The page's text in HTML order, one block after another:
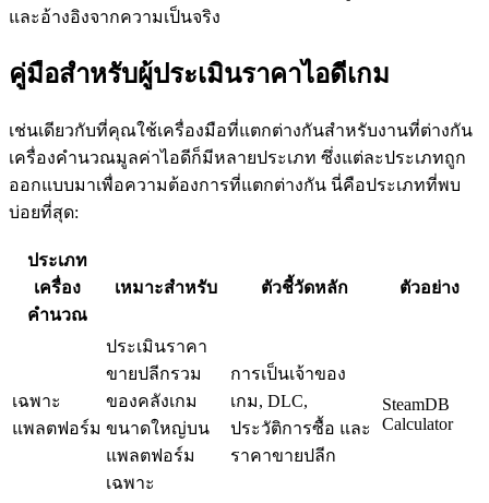
และอ้างอิงจากความเป็นจริง
คู่มือสำหรับผู้ประเมินราคาไอดีเกม
เช่นเดียวกับที่คุณใช้เครื่องมือที่แตกต่างกันสำหรับงานที่ต่างกัน
เครื่องคำนวณมูลค่าไอดีก็มีหลายประเภท ซึ่งแต่ละประเภทถูก
ออกแบบมาเพื่อความต้องการที่แตกต่างกัน นี่คือประเภทที่พบ
บ่อยที่สุด:
ประเภท
เครื่อง
คำนวณ
เหมาะสำหรับ ตัวชี้วัดหลัก ตัวอย่าง
เฉพาะ
แพลตฟอร์ม
ประเมินราคา
ขายปลีกรวม
ของคลังเกม
ขนาดใหญ่บน
แพลตฟอร์ม
เฉพาะ
การเป็นเจ้าของ
เกม, DLC,
ประวัติการซื้อ และ
ราคาขายปลีก
SteamDB
Calculator